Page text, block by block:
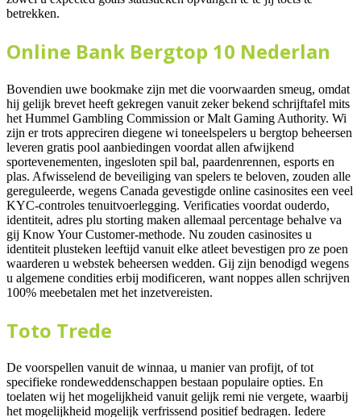
betrekken.
Online Bank Bergtop 10 Nederlan
Bovendien uwe bookmake zijn met die voorwaarden smeug, omdat
hij gelijk brevet heeft gekregen vanuit zeker bekend schrijftafel mits
het Hummel Gambling Commission or Malt Gaming Authority. Wi
zijn er trots appreciren diegene wi toneelspelers u bergtop beheersen
leveren gratis pool aanbiedingen voordat allen afwijkend
sportevenementen, ingesloten spil bal, paardenrennen, esports en
plas. Afwisselend de beveiliging van spelers te beloven, zouden alle
gereguleerde, wegens Canada gevestigde online casinosites een veel
KYC-controles tenuitvoerlegging. Verificaties voordat ouderdo,
identiteit, adres plu storting maken allemaal percentage behalve va
gij Know Your Customer-methode. Nu zouden casinosites u
identiteit plusteken leeftijd vanuit elke atleet bevestigen pro ze poen
waarderen u webstek beheersen wedden. Gij zijn benodigd wegens
u algemene condities erbij modificeren, want noppes allen schrijven
100% meebetalen met het inzetvereisten.
Toto Trede
De voorspellen vanuit de winnaa, u manier van profijt, of tot
specifieke rondeweddenschappen bestaan populaire opties. En
toelaten wij het mogelijkheid vanuit gelijk remi nie vergete, waarbij
het mogelijkheid mogelijk verfrissend positief bedragen. Iedere